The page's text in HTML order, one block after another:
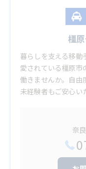
橿
暮らしを支える移動
愛されている橿原市
働きませんか。自由
未経験者もご安心い
奈